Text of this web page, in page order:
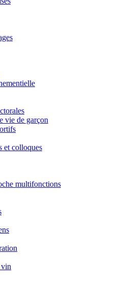
vie de garçon
et colloques
multifonctions
vin